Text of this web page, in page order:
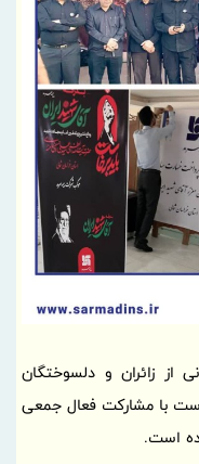
زائران و دلسوختگان
با مشارکت فعال جمعی
است.